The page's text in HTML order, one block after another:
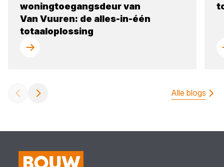
woningtoegangsdeur van
Van Vuuren: de alles-in-één
totaaloplossing
Alle blogs